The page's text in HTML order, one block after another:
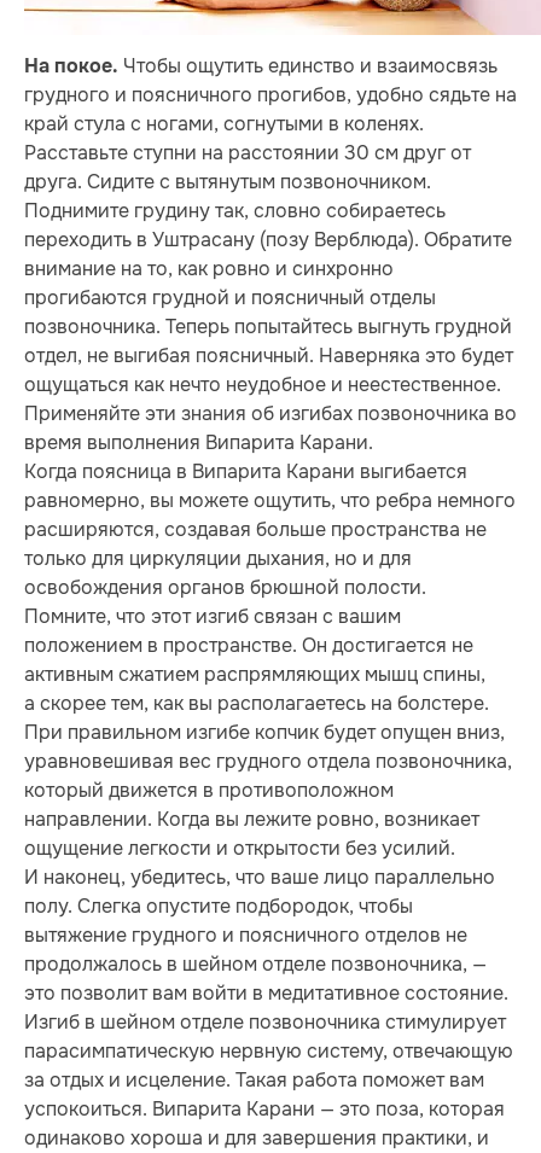
На покое. Чтобы ощутить единство и взаимосвязь
грудного и поясничного прогибов, удобно сядьте на
край стула с ногами, согнутыми в коленях.
Расставьте ступни на расстоянии 30 см друг от
друга. Сидите с вытянутым позвоночником.
Поднимите грудину так, словно собираетесь
переходить в Уштрасану (позу Верблюда). Обратите
внимание на то, как ровно и синхронно
прогибаются грудной и поясничный отделы
позвоночника. Теперь попытайтесь выгнуть грудной
отдел, не выгибая поясничный. Наверняка это будет
ощущаться как нечто неудобное и неестественное.
Применяйте эти знания об изгибах позвоночника во
время выполнения Випарита Карани.
Когда поясница в Випарита Карани выгибается
равномерно, вы можете ощутить, что ребра немного
расширяются, создавая больше пространства не
только для циркуляции дыхания, но и для
освобождения органов брюшной полости.
Помните, что этот изгиб связан с вашим
положением в пространстве. Он достигается не
активным сжатием распрямляющих мышц спины,
а скорее тем, как вы располагаетесь на болстере.
При правильном изгибе копчик будет опущен вниз,
уравновешивая вес грудного отдела позвоночника,
который движется в противоположном
направлении. Когда вы лежите ровно, возникает
ощущение легкости и открытости без усилий.
И наконец, убедитесь, что ваше лицо параллельно
полу. Слегка опустите подбородок, чтобы
вытяжение грудного и поясничного отделов не
продолжалось в шейном отделе позвоночника, —
это позволит вам войти в медитативное состояние.
Изгиб в шейном отделе позвоночника стимулирует
парасимпатическую нервную систему, отвечающую
за отдых и исцеление. Такая работа поможет вам
успокоиться. Випарита Карани — это поза, которая
одинаково хороша и для завершения практики, и